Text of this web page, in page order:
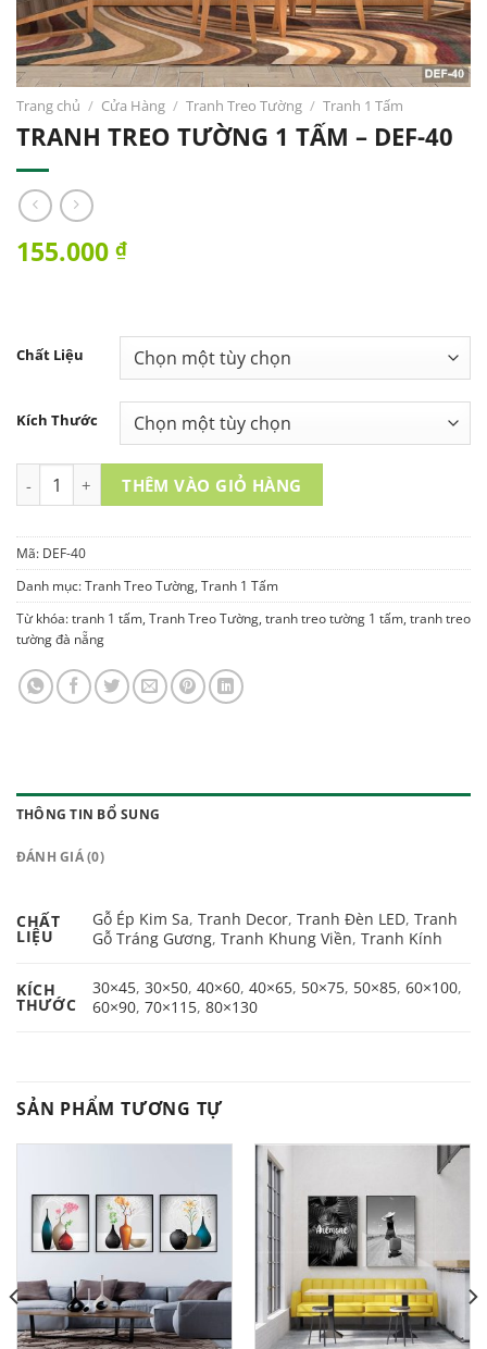
Trang chủ / Cửa Hàng / Tranh Treo Tường / Tranh 1 Tấm
TRANH TREO TƯỜNG 1 TẤM – DEF-40
155.000 ₫
Chất Liệu
Kích Thước
TRANH TREO TƯỜNG 1 TẤM - DEF-40 số lượng
THÊM VÀO GIỎ HÀNG
Mã: DEF-40
Danh mục:Tranh Treo Tường, Tranh 1 Tấm
Từ khóa:tranh 1 tấm, Tranh Treo Tường, tranh treo tường 1 tấm, tranh treo
tường đà nẵng
THÔNG TIN BỔ SUNG
ĐÁNH GIÁ (0)
CHẤT
LIỆU
Gỗ Ép Kim Sa, Tranh Decor, Tranh Đèn LED, Tranh
Gỗ Tráng Gương, Tranh Khung Viền, Tranh Kính
KÍCH
THƯỚC
30×45, 30×50, 40×60, 40×65, 50×75, 50×85, 60×100,
60×90, 70×115, 80×130
SẢN PHẨM TƯƠNG TỰ